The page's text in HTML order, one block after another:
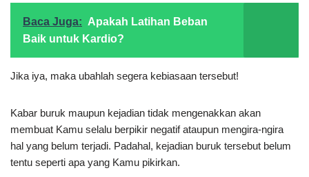
Baca Juga: Apakah Latihan Beban
Baik untuk Kardio?
Jika iya, maka ubahlah segera kebiasaan tersebut!
Kabar buruk maupun kejadian tidak mengenakkan akan
membuat Kamu selalu berpikir negatif ataupun mengira-ngira
hal yang belum terjadi. Padahal, kejadian buruk tersebut belum
tentu seperti apa yang Kamu pikirkan.